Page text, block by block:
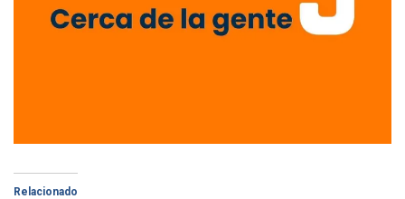
Relacionado